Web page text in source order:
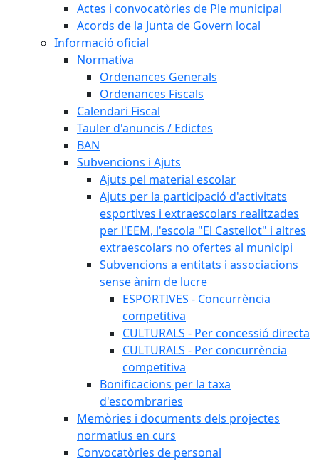
Actes i convocatòries de Ple municipal
Acords de la Junta de Govern local
Informació oficial
Normativa
Ordenances Generals
Ordenances Fiscals
Calendari Fiscal
Tauler d'anuncis / Edictes
BAN
Subvencions i Ajuts
Ajuts pel material escolar
Ajuts per la participació d'activitats
esportives i extraescolars realitzades
per l'EEM, l'escola "El Castellot" i altres
extraescolars no ofertes al municipi
Subvencions a entitats i associacions
sense ànim de lucre
ESPORTIVES - Concurrència
competitiva
CULTURALS - Per concessió directa
CULTURALS - Per concurrència
competitiva
Bonificacions per la taxa
d'escombraries
Memòries i documents dels projectes
normatius en curs
Convocatòries de personal